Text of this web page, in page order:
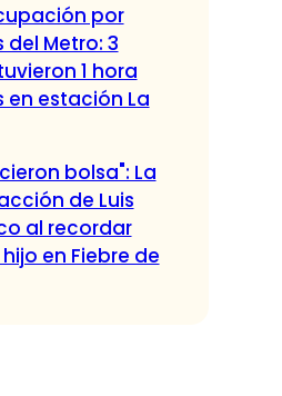
por
Metro: 3
1 hora
en estación La
bolsa": La
de Luis
al recordar
en Fiebre de